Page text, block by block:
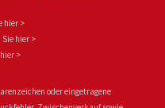
hier >
hier >
hier >
oder eingetragene